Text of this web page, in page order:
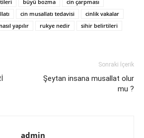
büyü bozma
cin çarpması
cin musallatı tedavisi
cinlik vakalar
yapılır rukye nedir
sihir belirtileri
Sonraki İçerik
Şeytan insana musallat olur
mu ?
admin